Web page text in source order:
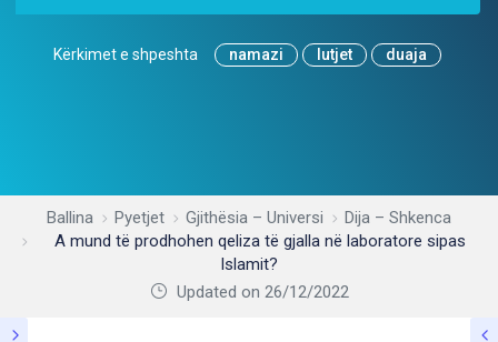
Kërkimet e shpeshta namazi lutjet duaja
Ballina Pyetjet Gjithësia – Universi
Dija – Shkenca
A mund të prodhohen qeliza të gjalla në laboratore sipas
Islamit?
Updated on 26/12/2022